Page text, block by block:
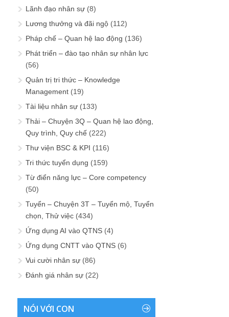
Lãnh đạo nhân sự (8)
Lương thưởng và đãi ngộ (112)
Pháp chế – Quan hệ lao động (136)
Phát triển – đào tạo nhân sự nhân lực
(56)
Quản trị tri thức – Knowledge
Management (19)
Tài liệu nhân sự (133)
Thải – Chuyện 3Q – Quan hệ lao động,
Quy trình, Quy chế (222)
Thư viện BSC & KPI (116)
Tri thức tuyển dụng (159)
Từ điển năng lực – Core competency
(50)
Tuyển – Chuyện 3T – Tuyển mộ, Tuyển
chọn, Thử việc (434)
Ứng dụng AI vào QTNS (4)
Ứng dụng CNTT vào QTNS (6)
Vui cười nhân sự (86)
Đánh giá nhân sự (22)
NÓI VỚI CON